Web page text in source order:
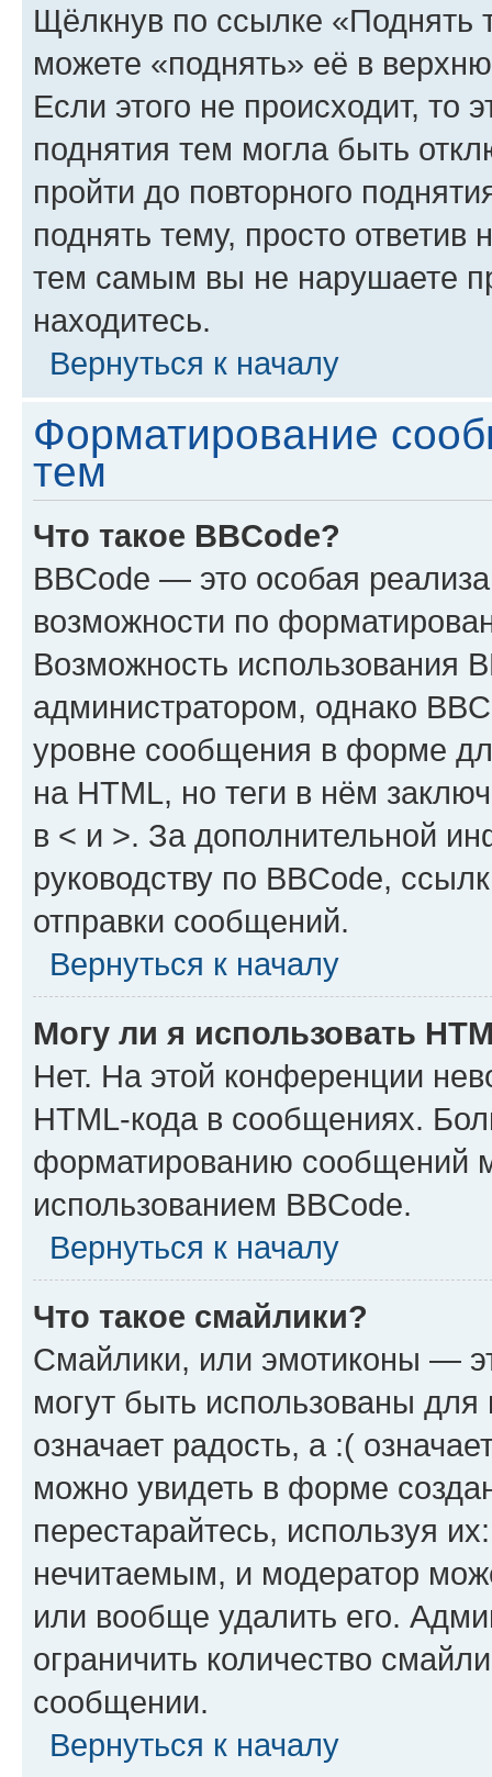
Щёлкнув по ссылке «Поднять
можете «поднять» её в
Если этого не происходит, то
поднятия тем могла быть
пройти до повторного
поднять тему, просто ответив
тем самым вы не нарушаете
находитесь.
Вернуться к началу
Форматирование
тем
Что такое BBCode?
BBCode — это особая
возможности по
Возможность использования
администратором, однако
уровне сообщения в форме
на HTML, но теги в нём
в < и >. За дополнительной
руководству по BBCode,
отправки сообщений.
Вернуться к началу
Могу ли я использовать
Нет. На этой конференции
HTML-кода в сообщениях.
форматированию сообщений
использованием BBCode.
Вернуться к началу
Что такое смайлики?
Смайлики, или эмотиконы —
могут быть использованы
означает радость, а :(
можно увидеть в форме
перестарайтесь, используя
нечитаемым, и модератор
или вообще удалить его.
ограничить количество
сообщении.
Вернуться к началу